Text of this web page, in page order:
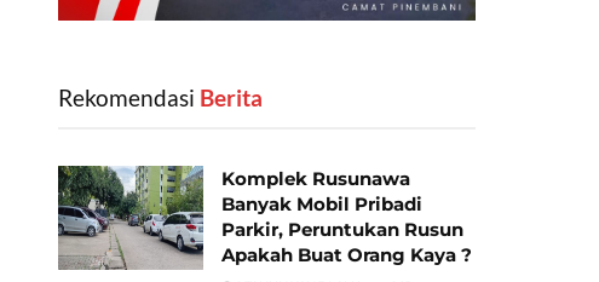
Rekomendasi ‎ Berita
Komplek Rusunawa
Banyak Mobil Pribadi
Parkir, Peruntukan Rusun
Apakah Buat Orang Kaya ?